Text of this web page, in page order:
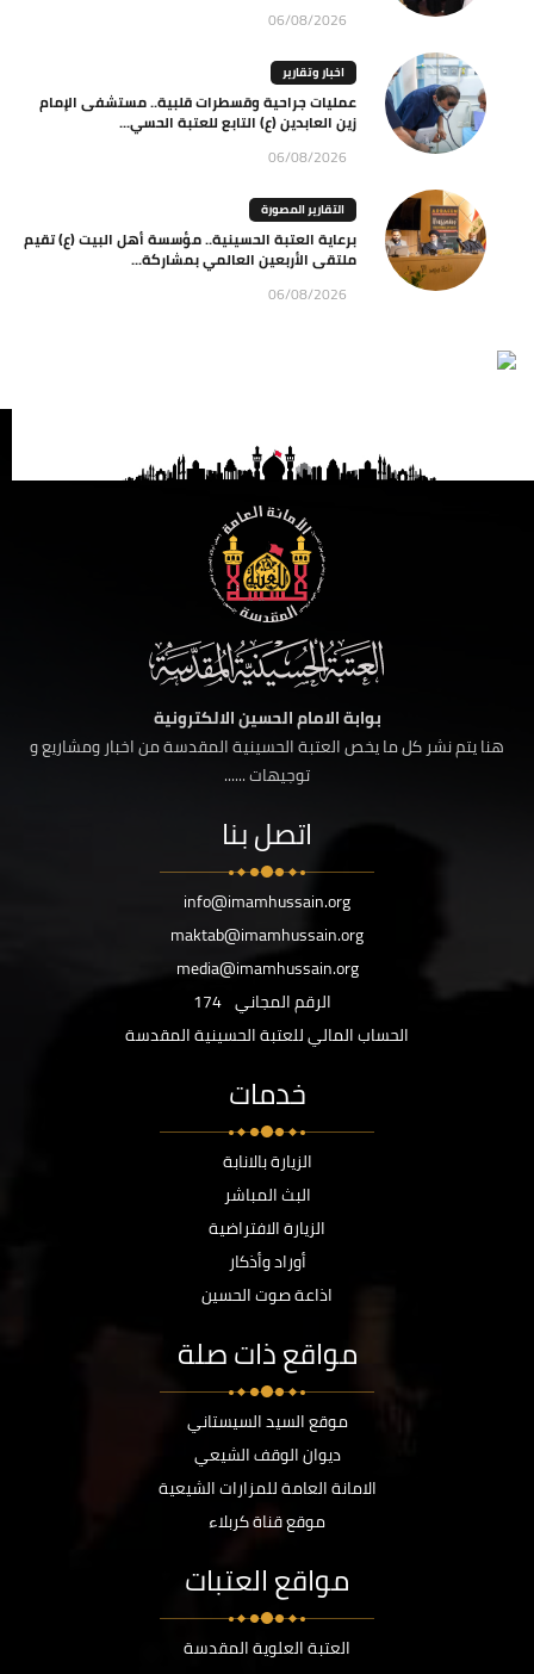
06/08/2026
اخبار وتقارير
عمليات جراحية وقسطرات قلبية.. مستشفى الإمام
زين العابدين (ع) التابع للعتبة الحسي...
06/08/2026
التقارير المصورة
برعاية العتبة الحسينية.. مؤسسة أهل البيت (ع) تقيم
ملتقى الأربعين العالمي بمشاركة...
06/08/2026
بوابة الامام الحسين الالكترونية
هنا يتم نشر كل ما يخص العتبة الحسينية المقدسة من اخبار ومشاريع و
توجيهات ......
اتصل بنا
info@imamhussain.org
maktab@imamhussain.org
media@imamhussain.org
الرقم المجاني 174
الحساب المالي للعتبة الحسينية المقدسة
خدمات
الزيارة بالانابة
البث المباشر
الزيارة الافتراضية
أوراد وأذكار
اذاعة صوت الحسين
مواقع ذات صلة
موقع السيد السيستاني
ديوان الوقف الشيعي
الامانة العامة للمزارات الشيعية
موقع قناة كربلاء
مواقع العتبات
العتبة العلوية المقدسة